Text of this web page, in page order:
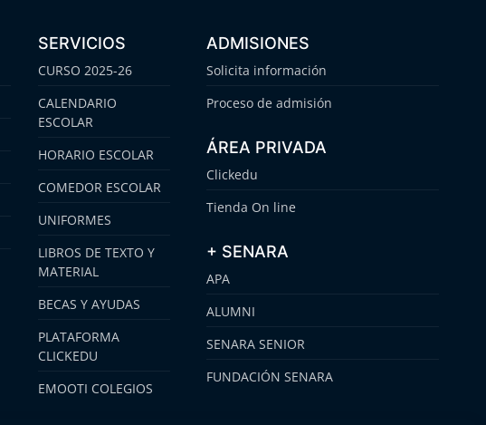
SERVICIOS
CURSO 2025-26
CALENDARIO
ESCOLAR
HORARIO ESCOLAR
COMEDOR ESCOLAR
UNIFORMES
LIBROS DE TEXTO Y
MATERIAL
BECAS Y AYUDAS
PLATAFORMA
CLICKEDU
EMOOTI COLEGIOS
ADMISIONES
Solicita información
Proceso de admisión
ÁREA PRIVADA
Clickedu
Tienda On line
+ SENARA
APA
ALUMNI
SENARA SENIOR
FUNDACIÓN SENARA